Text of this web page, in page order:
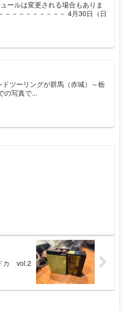
ルは変更される場合もありま
－－－－－－－－ 4月30日（日
ツーリングが群馬（赤城）～栃
の写真で...
カ vol.2